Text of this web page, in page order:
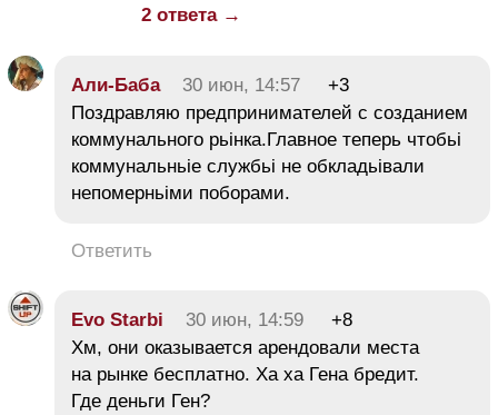
2 ответа →
Али-Баба 30 июн, 14:57
+3
Поздравляю предпринимателей с созданием
коммунального рьінка.Главное теперь чтобьі
коммунальньіе службьі не обкладьівали
непомерньіми поборами.
Ответить
Evo Starbi 30 июн, 14:59
+8
Хм, они оказывается арендовали места
на рынке бесплатно. Ха ха Гена бредит.
Где деньги Ген?